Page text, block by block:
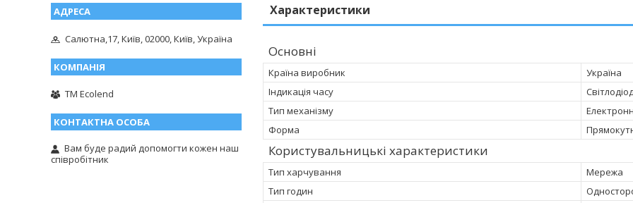
Характеристики
Основні
Країна виробник
Україна
Індикація часу
Тип механізму
Форма
Користувальницькі характеристики
Тип харчування
Мережа
Тип годин
Салютна,17, Київ, 02000, Київ, Україна
TM Ecolend
Вам буде радий допомогти кожен наш
співробітник